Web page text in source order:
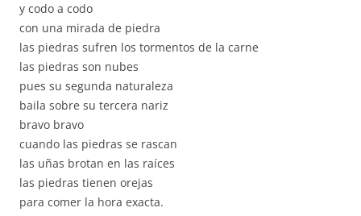
y codo a codo
con una mirada de piedra
las piedras sufren los tormentos de la carne
las piedras son nubes
pues su segunda naturaleza
baila sobre su tercera nariz
bravo bravo
cuando las piedras se rascan
las uñas brotan en las raíces
las piedras tienen orejas
para comer la hora exacta.